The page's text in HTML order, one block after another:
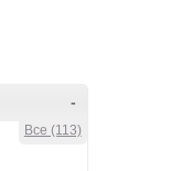
-
Все (113)